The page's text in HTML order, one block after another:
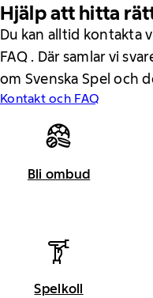
Hjälp att hitta
Du kan alltid kontakta
FAQ . Där samlar vi
om Svenska Spel och
Kontakt och FAQ
Bli ombud
Spelkoll